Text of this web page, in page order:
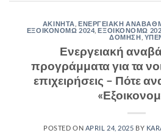
ΑΚΙΝΗΤΑ ΕΝΕΡΓΕΙΑΚΗ
ΕΞΟΙΚΟΝΟΜΩ 2024,ΕΞΟΙΚΟΝΟΜΩ
ΔΟΜΗΣΗ
Ενεργειακή
προγράμματα για τα
επιχειρήσεις – Πότε
POSTED ON APRIL 24, 2025 BY